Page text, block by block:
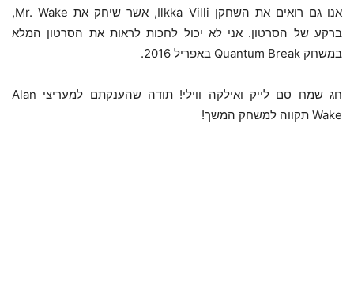
אנו גם רואים את השחקן Ilkka Villi, אשר שיחק את Mr. Wake,
ברקע של הסרטון. אני לא יכול לחכות לראות את הסרטון המלא
במשחק Quantum Break באפריל 2016.
חג שמח סם לייק ואילקה ווילי! תודה שהענקתם למעריצי Alan
Wake תקווה למשחק המשך!